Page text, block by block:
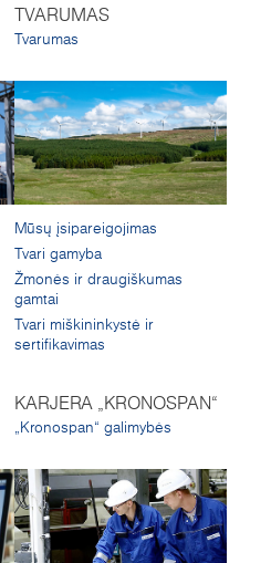
TVARUMAS
Tvarumas
Mūsų įsipareigojimas
Tvari gamyba
Žmonės ir draugiškumas
gamtai
Tvari miškininkystė ir
sertifikavimas
KARJERA „KRONOSPAN“
„Kronospan“ galimybės